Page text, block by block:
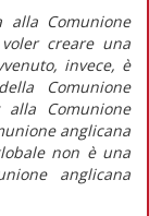
alla Comunione
creare una
invece, è
Comunione
Comunione
anglicana
non è una
anglicana